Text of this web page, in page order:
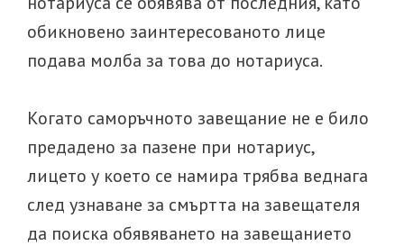
обикновено заинтересованото лице
подава молба за това до нотариуса.
Когато саморъчното завещание не е било
предадено за пазене при нотариус,
лицето у което се намира трябва веднага
след узнаване за смъртта на завещателя
да поиска обявяването на завещанието